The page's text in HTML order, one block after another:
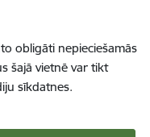
obligāti nepieciešamās
šajā vietnē var tikt
sīkdatnes.